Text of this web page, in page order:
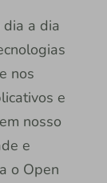
dia a dia
nos
e
nosso
e
o Open